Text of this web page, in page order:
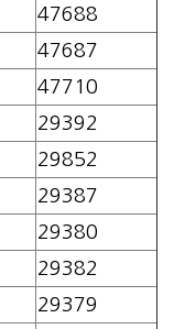
47688
47687
47710
29392
29852
29387
29380
29382
29379